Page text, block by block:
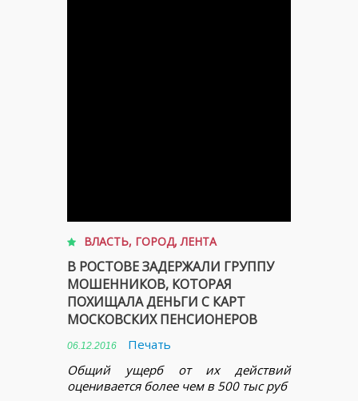
ВЛАСТЬ, ГОРОД,ЛЕНТА
В РОСТОВЕ ЗАДЕРЖАЛИ ГРУППУ
МОШЕННИКОВ, КОТОРАЯ
ПОХИЩАЛА ДЕНЬГИ С КАРТ
МОСКОВСКИХ ПЕНСИОНЕРОВ
06.12.2016
Печать
Общий ущерб от их действий
оценивается более чем в 500 тыс руб